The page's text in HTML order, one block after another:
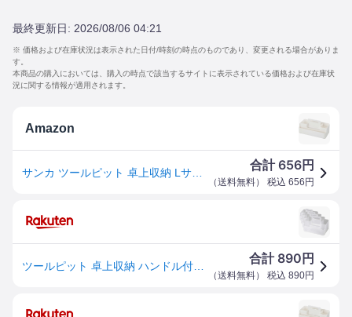
最終更新日: 2026/08/06 04:21
※ 価格および在庫状況は表示された日付/時刻の時点のものであり、変更される場合がありま
す。
本商品の購入においては、購入の時点で該当するサイトに表示されている価格および在庫状
況に関する情報が適用されます。
Amazon
合計656円
（送料無料） 税込 656 円
合計 890 円
（送料無料） 税込 890円